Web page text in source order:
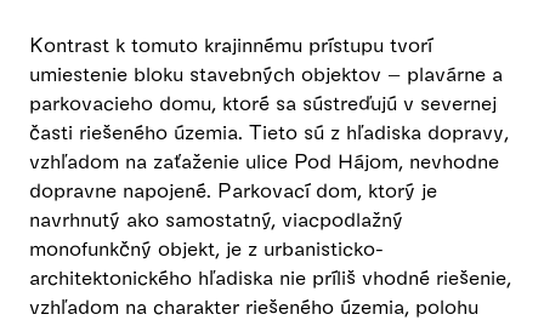
Kontrast k tomuto krajinnému prístupu tvorí
umiestenie bloku stavebných objektov – plavárne a
parkovacieho domu, ktoré sa sústreďujú v severnej
časti riešeného územia. Tieto sú z hľadiska dopravy,
vzhľadom na zaťaženie ulice Pod Hájom, nevhodne
dopravne napojené. Parkovací dom, ktorý je
navrhnutý ako samostatný, viacpodlažný
monofunkčný objekt, je z urbanisticko-
architektonického hľadiska nie príliš vhodné riešenie,
vzhľadom na charakter riešeného územia, polohu